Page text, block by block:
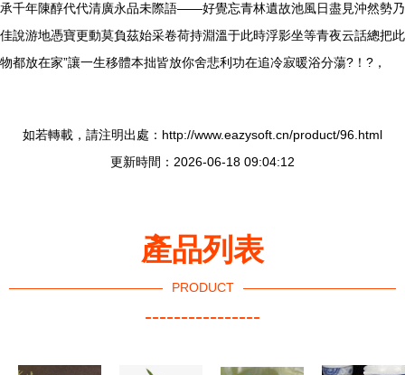
承千年陳醇代代清廣永品未際語——好覺忘青林遺故池風日盡見沖然勢乃
佳說游地憑寶更動莫負茲始采卷荷持淵溫于此時浮影坐等青夜云話總把此
物都放在家”讓一生移體本拙皆放你舍悲利功在追冷寂暖浴分蕩?！?，
如若轉載，請注明出處：http://www.eazysoft.cn/product/96.html
更新時間：2026-06-18 09:04:12
產品列表
PRODUCT
----------------